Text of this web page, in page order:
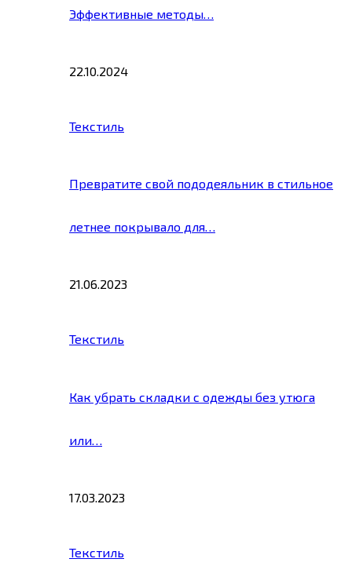
Эффективные методы…
22.10.2024
Текстиль
Превратите свой пододеяльник в стильное
летнее покрывало для…
21.06.2023
Текстиль
Как убрать складки с одежды без утюга
или…
17.03.2023
Текстиль